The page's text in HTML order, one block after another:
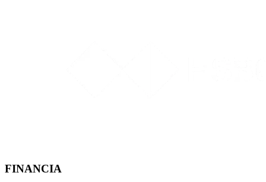
FINANCIA